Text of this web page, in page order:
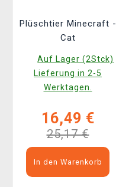
Plüschtier Minecraft -
Cat
Auf Lager (2Stck)
Lieferung in 2-5
Werktagen.
16,49 €
25,17 €
In den Warenkorb